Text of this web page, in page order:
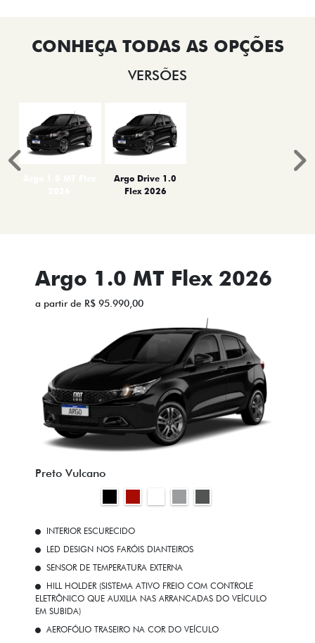
VERSÕES
Argo Drive 1.0
Flex 2026
Anterior
Argo 1.0 MT Flex 2026
a partir de R$ 95.990,00
Preto Vulcano
INTERIOR ESCURECIDO
LED DESIGN NOS FARÓIS DIANTEIROS
SENSOR DE TEMPERATURA EXTERNA
HILL HOLDER (SISTEMA ATIVO FREIO COM CONTROLE
ELETRÔNICO QUE AUXILIA NAS ARRANCADAS DO VEÍCULO
EM SUBIDA)
AEROFÓLIO TRASEIRO NA COR DO VEÍCULO